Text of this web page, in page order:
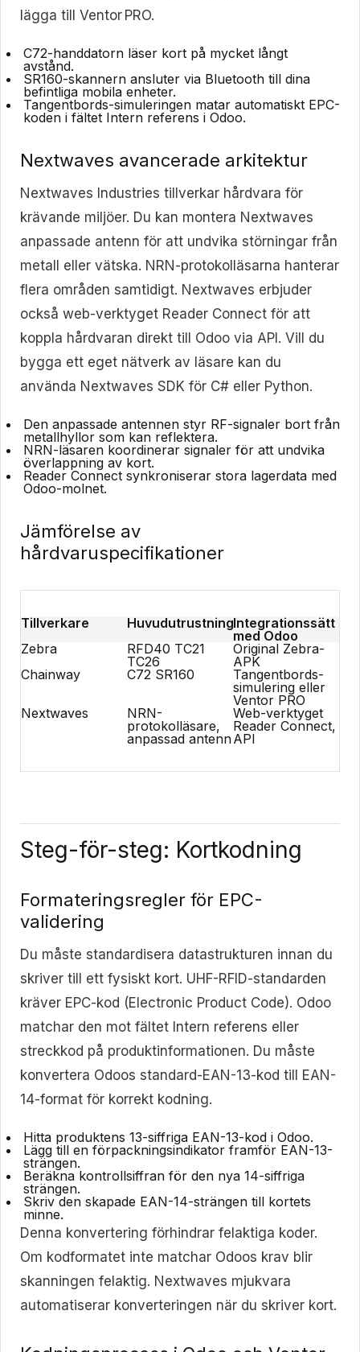
lägga till Ventor PRO.
C72-handdatorn läser kort på mycket långt
avstånd.
SR160-skannern ansluter via Bluetooth till dina
befintliga mobila enheter.
Tangentbords-simuleringen matar automatiskt EPC-
koden i fältet Intern referens i Odoo.
Nextwaves avancerade arkitektur
Nextwaves Industries tillverkar hårdvara för
krävande miljöer. Du kan montera Nextwaves
anpassade antenn för att undvika störningar från
metall eller vätska. NRN-protokolläsarna hanterar
flera områden samtidigt. Nextwaves erbjuder
också web-verktyget Reader Connect för att
koppla hårdvaran direkt till Odoo via API. Vill du
bygga ett eget nätverk av läsare kan du
använda Nextwaves SDK för C# eller Python.
Den anpassade antennen styr RF-signaler bort från
metallhyllor som kan reflektera.
NRN-läsaren koordinerar signaler för att undvika
överlappning av kort.
Reader Connect synkroniserar stora lagerdata med
Odoo-molnet.
Jämförelse av
hårdvaruspecifikationer
Tillverkare HuvudutrustningIntegrationssätt
med Odoo
Zebra
RFD40 TC21
TC26
Original Zebra-
APK
Chainway
C72 SR160
Tangentbords-
simulering eller
Ventor PRO
Nextwaves
NRN-
protokolläsare,
anpassad antenn
Web-verktyget
Reader Connect,
API
Steg-för-steg: Kortkodning
Formateringsregler för EPC-
validering
Du måste standardisera datastrukturen innan du
skriver till ett fysiskt kort. UHF-RFID-standarden
kräver EPC-kod (Electronic Product Code). Odoo
matchar den mot fältet Intern referens eller
streckkod på produktinformationen. Du måste
konvertera Odoos standard-EAN-13-kod till EAN-
14-format för korrekt kodning.
Hitta produktens 13-siffriga EAN-13-kod i Odoo.
Lägg till en förpackningsindikator framför EAN-13-
strängen.
Beräkna kontrollsiffran för den nya 14-siffriga
strängen.
Skriv den skapade EAN-14-strängen till kortets
minne.
Denna konvertering förhindrar felaktiga koder.
Om kodformatet inte matchar Odoos krav blir
skanningen felaktig. Nextwaves mjukvara
automatiserar konverteringen när du skriver kort.